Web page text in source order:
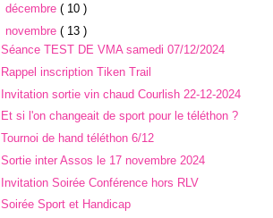
décembre ( 10 )
novembre ( 13 )
Séance TEST DE VMA samedi 07/12/2024
Rappel inscription Tiken Trail
Invitation sortie vin chaud Courlish 22-12-2024
Et si l'on changeait de sport pour le téléthon ?
Tournoi de hand téléthon 6/12
Sortie inter Assos le 17 novembre 2024
Invitation Soirée Conférence hors RLV
Soirée Sport et Handicap